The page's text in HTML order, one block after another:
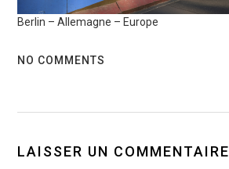
Berlin – Allemagne – Europe
NO COMMENTS
LAISSER UN COMMENTAIRE